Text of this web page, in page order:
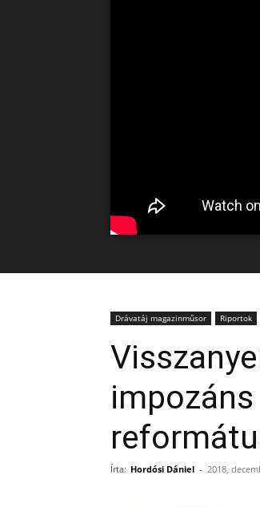
Drávatáj magazinműsor Riportok
Írta: Hordósi Dániel - 2018,